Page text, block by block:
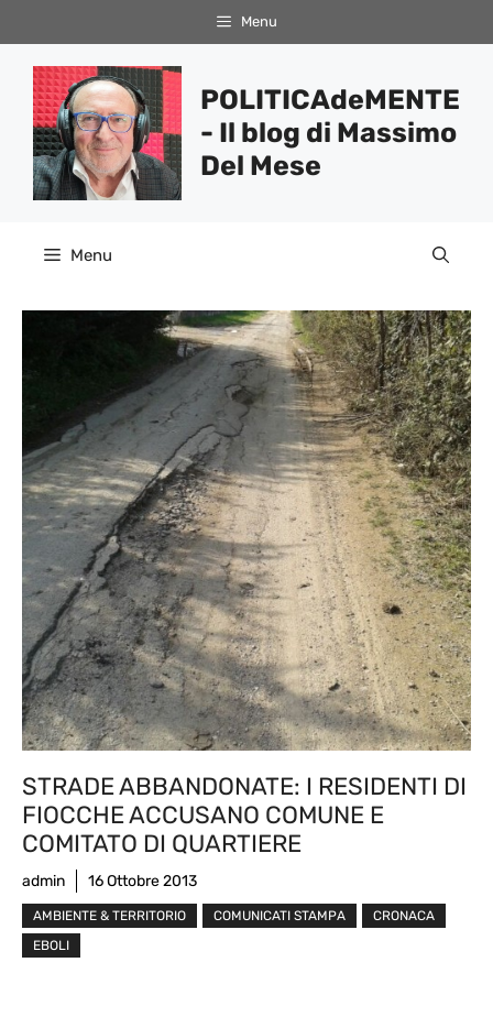
al
contenuto
Menu
POLITICAdeMENTE
- Il blog di Massimo
Del Mese
Menu
STRADE ABBANDONATE: I RESIDENTI DI
FIOCCHE ACCUSANO COMUNE E
COMITATO DI QUARTIERE
admin 16 Ottobre 2013
AMBIENTE & TERRITORIO COMUNICATI STAMPA
CRONACA
EBOLI